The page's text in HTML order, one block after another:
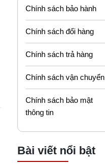
Chính sách bảo hành
Chính sách đổi hàng
Chính sách trả hàng
Chính sách vận chuyển
Chính sách bảo mật
thông tin
Bài viết nổi bật